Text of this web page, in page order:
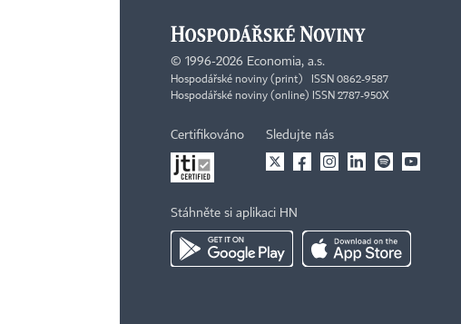
© 1996-2026 Economia, a.s.
Hospodářské noviny (print) ISSN 0862-9587
Hospodářské noviny (online) ISSN 2787-950X
Certifikováno Sledujte nás
Stáhněte si aplikaci HN